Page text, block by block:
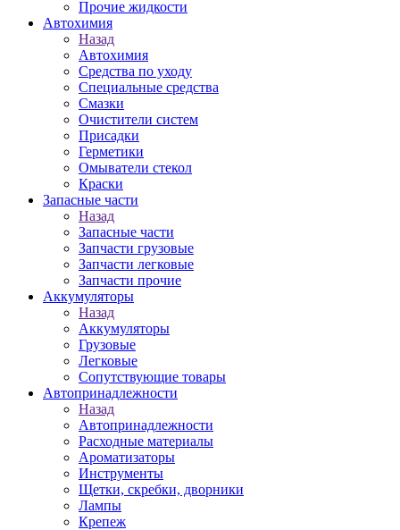
Прочие жидкости
Автохимия
Назад
Автохимия
Средства по уходу
Специальные средства
Смазки
Очистители систем
Присадки
Герметики
Омыватели стекол
Краски
Запасные части
Назад
Запасные части
Запчасти грузовые
Запчасти легковые
Запчасти прочие
Аккумуляторы
Назад
Аккумуляторы
Грузовые
Легковые
Сопутствующие товары
Автопринадлежности
Назад
Автопринадлежности
Расходные материалы
Ароматизаторы
Инструменты
Щетки, скребки, дворники
Лампы
Крепеж